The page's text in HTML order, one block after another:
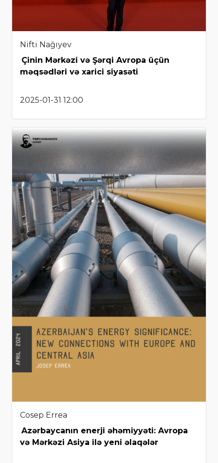
Nifti Nağıyev
Çinin Mərkəzi və Şərqi Avropa üçün
məqsədləri və xarici siyasəti
2025-01-31 12:00
Cosep Errea
Azərbaycanın enerji əhəmiyyəti: Avropa
və Mərkəzi Asiya ilə yeni əlaqələr